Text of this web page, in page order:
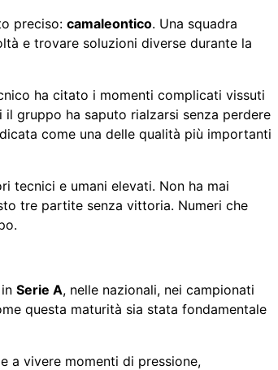
preciso: camaleontico. Una squadra
e trovare soluzioni diverse durante la
ha citato i momenti complicati vissuti
gruppo ha saputo rialzarsi senza perdere
come una delle qualità più importanti
tecnici e umani elevati. Non ha mai
tre partite senza vittoria. Numeri che
Serie A, nelle nazionali, nei campionati
questa maturità sia stata fondamentale
a vivere momenti di pressione,